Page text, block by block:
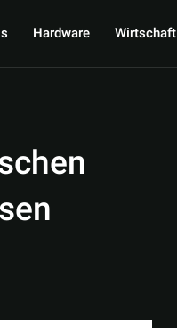
Hardware Wirtschaft